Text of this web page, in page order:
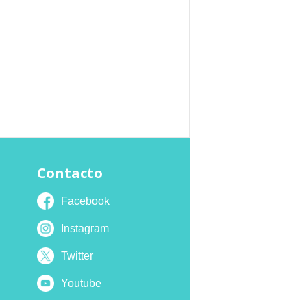
Contacto
Facebook
Instagram
Twitter
Youtube